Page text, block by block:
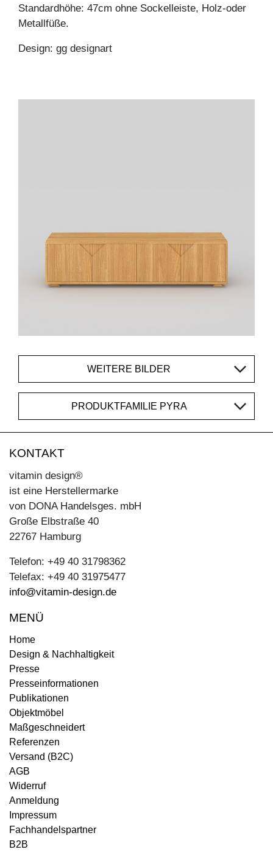
Standardhöhe: 47cm ohne Sockelleiste, Holz-oder
Metallfüße.
Design: gg designart
WEITERE BILDER
PRODUKTFAMILIE PYRA
KONTAKT
vitamin design®
ist eine Herstellermarke
von DONA Handelsges. mbH
Große Elbstraße 40
22767 Hamburg
Telefon: +49 40 31798362
Telefax: +49 40 31975477
info@vitamin-design.de
MENÜ
Home
Design & Nachhaltigkeit
Presse
Presseinformationen
Publikationen
Objektmöbel
Maßgeschneidert
Referenzen
Versand (B2C)
AGB
Widerruf
Anmeldung
Impressum
Fachhandelspartner
B2B